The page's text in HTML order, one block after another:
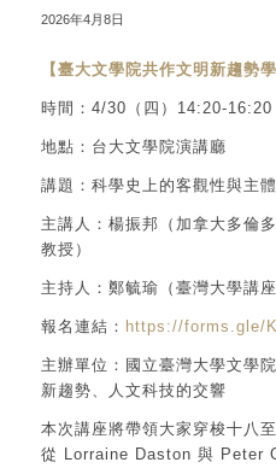
2026年4月8日
【臺大文學院共作文明新趨勢學
時間： 4/30 （四） 14:20-16:20
地點：台大文學院演講廳
講題：科學史上的客觀性與主
主講人：楊振邦（加拿大多倫
教授）
主持人：鄭毓瑜（臺灣大學講
報名連結： https://forms.gle/
主辦單位：國立臺灣大學文學
新趨勢、人文科技的交響
本次講座將帶領大家穿梭十八
從
Lorraine Daston 與 Peter